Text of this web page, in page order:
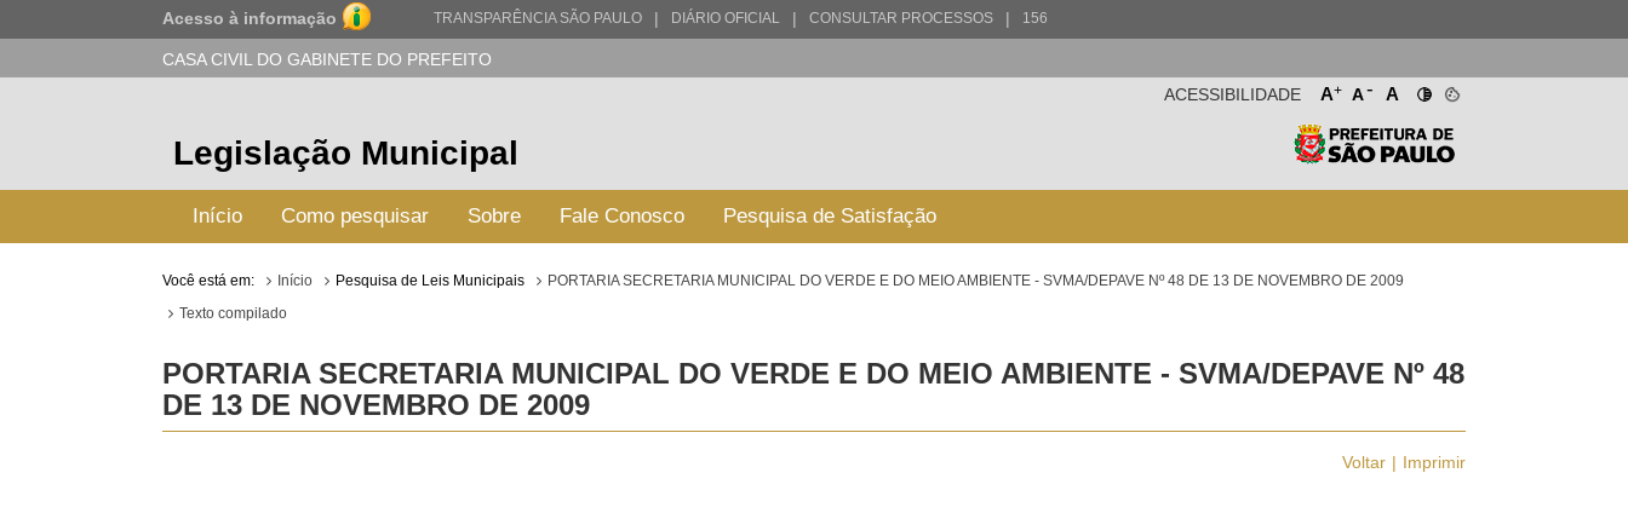
Acesso à informação TRANSPARÊNCIA SÃO PAULO | DIÁRIO OFICIAL | CONSULTAR PROCESSOS | 156
CASA CIVIL DO GABINETE DO PREFEITO
A+ A- A
ACESSIBILIDADE
Legislação Municipal
Início Como pesquisar Sobre Fale Conosco Pesquisa de Satisfação
Você está em: Início Pesquisa de Leis Municipais
PORTARIA SECRETARIA MUNICIPAL DO VERDE E DO MEIO AMBIENTE - SVMA/DEPAVE Nº 48 DE 13 DE NOVEMBRO DE 2009
Texto compilado
PORTARIA SECRETARIA MUNICIPAL DO VERDE E DO MEIO AMBIENTE - SVMA/DEPAVE Nº 48
DE 13 DE NOVEMBRO DE 2009
Voltar Imprimir